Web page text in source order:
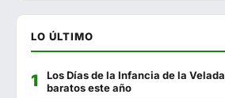
El Andaluz
El Pasaje
Francisco Fontanilla
LO ÚLTIMO
Los Días de la Infancia de la
baratos este año